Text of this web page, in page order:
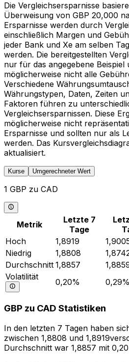
Die Vergleichsersparnisse
Überweisung von GBP 20,000
Ersparnisse werden durch
einschließlich Margen und
jeder Bank und Xe am selben
werden. Die bereitgestellten
nur für das angegebene Beispiel
möglicherweise nicht alle
Verschiedene
Währungstypen, Daten, Zeiten
Faktoren führen zu
Vergleichsersparnissen. Diese
möglicherweise nicht
Ersparnisse und sollten nur als
werden. Das
aktualisiert.
Kurse Umgerechneter Wert
1 GBP zu CAD
Metrik
Letzte 7
Tage
Hoch
1,8919
Niedrig
1,8808
Durchschnitt 1,8857
Volatilität
0,20% 0,29%
GBP zu CAD Statistiken
In den letzten 7 Tagen haben
zwischen 1,8808 und
Durchschnitt war 1,8857 mit